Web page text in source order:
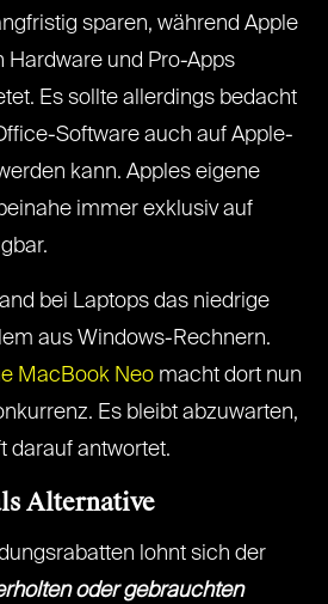
sparen, während Apple
Hardware und Pro-Apps
Es sollte allerdings bedacht
Software auch auf Apple-
kann. Apples eigene
immer exklusiv auf
bei Laptops das niedrige
aus Windows-Rechnern.
MacBook Neo macht dort nun
Es bleibt abzuwarten,
darauf antwortet.
Alternative
lohnt sich der
oder gebrauchten